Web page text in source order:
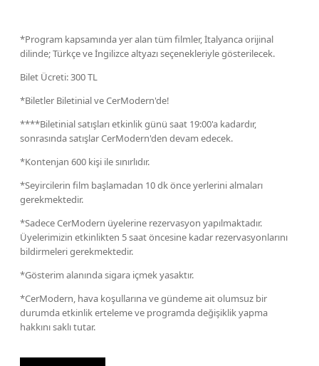
*Program kapsamında yer alan tüm filmler, İtalyanca orijinal
dilinde; Türkçe ve İngilizce altyazı seçenekleriyle gösterilecek.
Bilet Ücreti: 300 TL
*Biletler Biletinial ve CerModern'de!
****Biletinial satışları etkinlik günü saat 19:00'a kadardır,
sonrasında satışlar CerModern'den devam edecek.
*Kontenjan 600 kişi ile sınırlıdır.
*Seyircilerin film başlamadan 10 dk önce yerlerini almaları
gerekmektedir.
*Sadece CerModern üyelerine rezervasyon yapılmaktadır.
Üyelerimizin etkinlikten 5 saat öncesine kadar rezervasyonlarını
bildirmeleri gerekmektedir.
*Gösterim alanında sigara içmek yasaktır.
*CerModern, hava koşullarına ve gündeme ait olumsuz bir
durumda etkinlik erteleme ve programda değişiklik yapma
hakkını saklı tutar.